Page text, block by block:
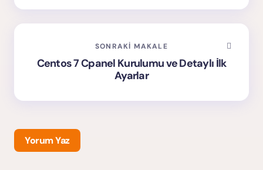
SONRAKI MAKALE
Centos 7 Cpanel Kurulumu ve Detaylı İlk
Ayarlar
Yorum Yaz